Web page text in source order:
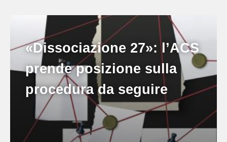
«Dissociazione 27»: l’ACS
prende posizione sulla
procedura da seguire